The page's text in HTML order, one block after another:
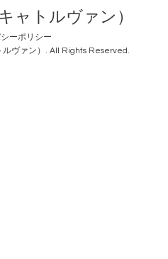
ャトルヴァン）
ーポリシー
ヴァン） . All Rights Reserved.